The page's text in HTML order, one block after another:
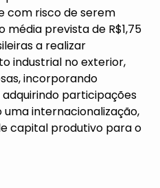
com risco de serem
média prevista de R$1,75
a realizar
industrial no exterior,
incorporando
participações
internacionalização,
capital produtivo para o